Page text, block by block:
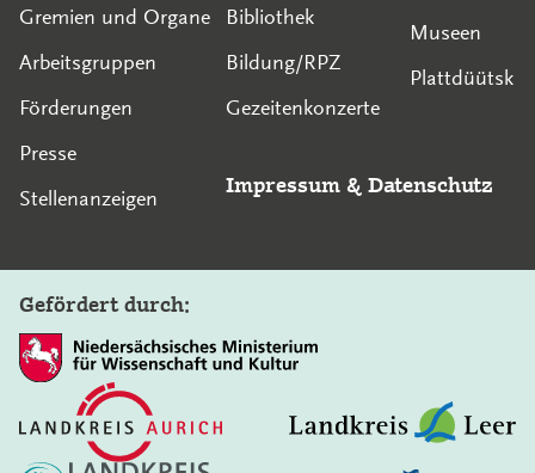
Gremien und Organe
Arbeitsgruppen
Förderungen
Presse
Stellenanzeigen
Bibliothek
Bildung/RPZ
Gezeitenkonzerte
Museen
Plattdüütsk
Impressum & Datenschutz
Gefördert durch: